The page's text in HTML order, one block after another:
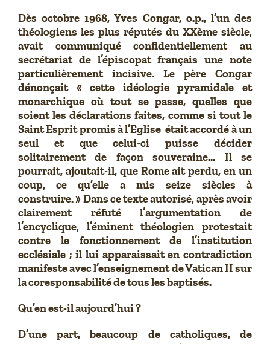
Dès octobre 1968, Yves Congar, o.p., l’un des
théologiens les plus réputés du XXème siècle,
avait communiqué confidentiellement au
secrétariat de l’épiscopat français une note
particulièrement incisive. Le père Congar
dénonçait « cette idéologie pyramidale et
monarchique où tout se passe, quelles que
soient les déclarations faites, comme si tout le
Saint Esprit promis à l’Eglise était accordé à un
seul et que celui-ci puisse décider
solitairement de façon souveraine… Il se
pourrait, ajoutait-il, que Rome ait perdu, en un
coup, ce qu’elle a mis seize siècles à
construire. » Dans ce texte autorisé, après avoir
clairement réfuté l’argumentation de
l’encyclique, l’éminent théologien protestait
contre le fonctionnement de l’institution
ecclésiale ; il lui apparaissait en contradiction
manifeste avec l’enseignement de Vatican II sur
la coresponsabilité de tous les baptisés.
Qu’en est-il aujourd’hui ?
D’une part, beaucoup de catholiques, de